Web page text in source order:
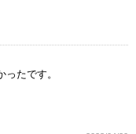
たです。